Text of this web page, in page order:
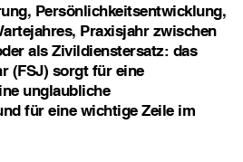
Persönlichkeitsentwicklung,
Praxisjahr zwischen
als Zivildienstersatz: das
(FSJ) sorgt für eine
unglaubliche
für eine wichtige Zeile im